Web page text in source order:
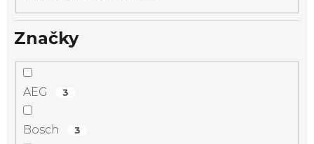
Značky
AEG 3
Bosch 3